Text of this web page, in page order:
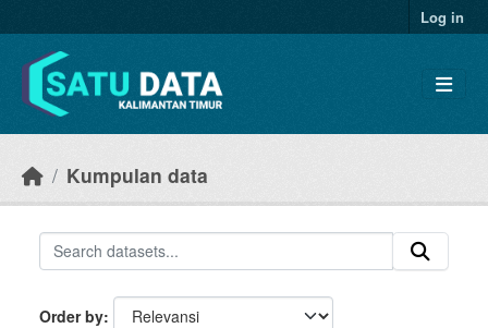
Log in
Kumpulan data
Order by